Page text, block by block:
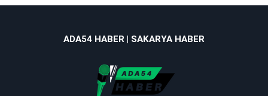
ADA54 HABER | SAKARYA HABER